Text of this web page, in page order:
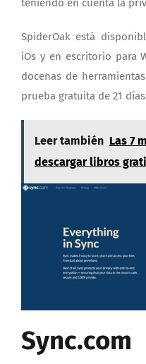
teniendo en cuenta la
SpiderOak está
iOs y en escritorio para
docenas de
prueba gratuita de 21
Leer también Las 7
descargar libros
Sync.com